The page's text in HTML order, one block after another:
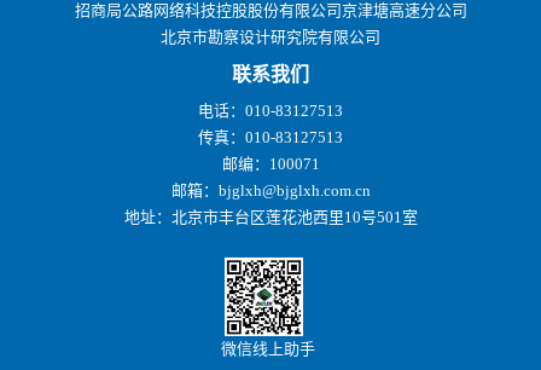
招商局公路网络科技控股股份有限公司京津塘高速分公司
北京市勘察设计研究院有限公司
联系我们
电话：010-83127513
传真：010-83127513
邮编：100071
邮箱：bjglxh@bjglxh.com.cn
地址：北京市丰台区莲花池西里10号501室
微信线上助手